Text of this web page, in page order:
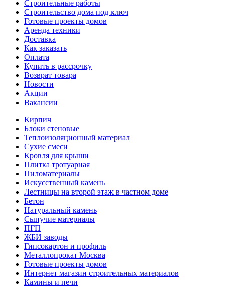
Строительные работы
Строительство дома под ключ
Готовые проекты домов
Аренда техники
Доставка
Как заказать
Оплата
Купить в рассрочку
Возврат товара
Новости
Акции
Вакансии
Кирпич
Блоки стеновые
Теплоизоляционный материал
Сухие смеси
Кровля для крыши
Плитка тротуарная
Пиломатериалы
Искусственный камень
Лестницы на второй этаж в частном доме
Бетон
Натуральный камень
Сыпучие материалы
ПГП
ЖБИ заводы
Гипсокартон и профиль
Металлопрокат Москва
Готовые проекты домов
Интернет магазин строительных материалов
Камины и печи